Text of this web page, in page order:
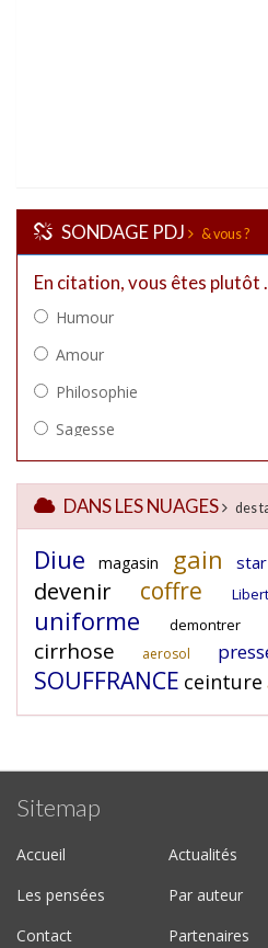
SONDAGE PDJ & vous ?
DANS LES NUAGES des
Diue magasin gain star
devenir coffre
uniforme demontrer
cirrhose aerosol
SOUFFRANCE ceinture
Sitemap
Accueil Actualités
Les pensées
Par auteur
Contact
Partenaires